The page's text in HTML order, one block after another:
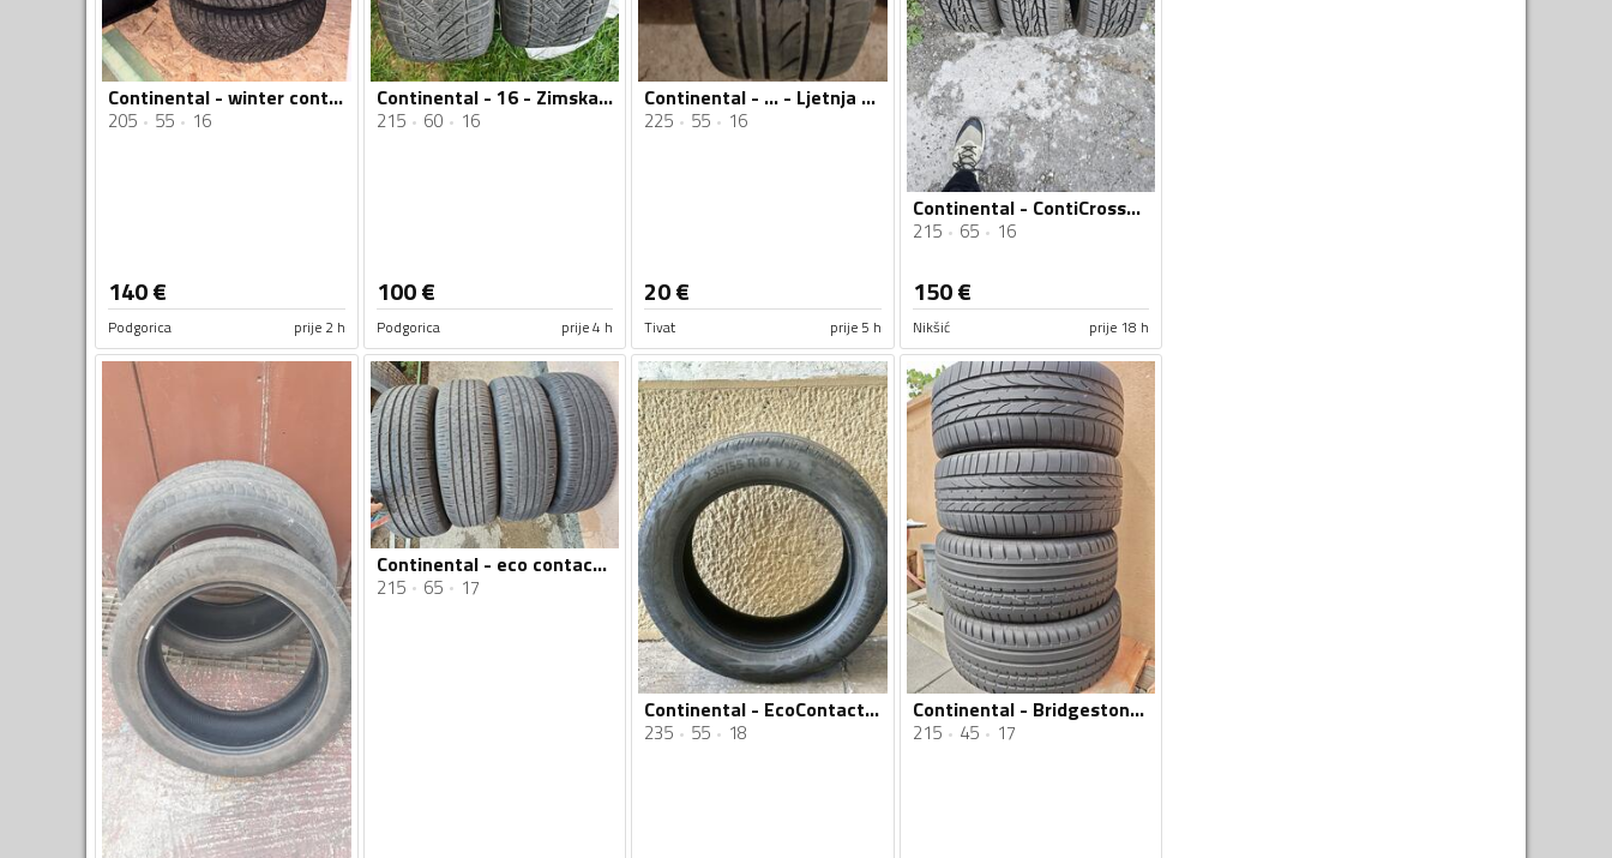
Continental - winter contact - Univerzalna guma
205 55 16
140€
Podgorica prije 2 h
Continental - 16 - Zimska guma
215 60 16
100€
Podgorica prije 4 h
Continental - ... - Ljetnja guma
225 55 16
20€
Tivat prije 5 h
Continental - ContiCrossContact LX2 - Univerzalna guma
215 65 16
150€
Nikšić prije 18 h
Continental - eco contact 6 - Ljetnja guma
215 65 17
Continental - EcoContact - Ljetnja guma
235 55 18
Continental - Bridgestone 17" i Continental 18" - Ljetnja guma
215 45 17